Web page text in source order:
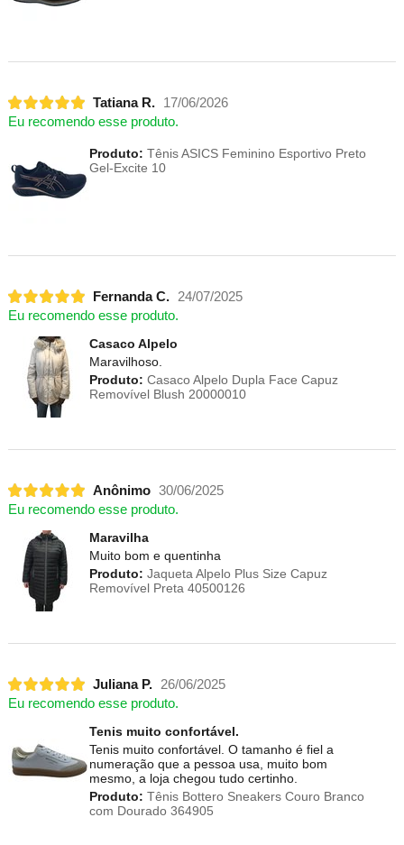
Tatiana R.
17/06/2026
Eu recomendo esse produto.
Produto: Tênis ASICS Feminino Esportivo Preto
Gel-Excite 10
Fernanda C.
24/07/2025
Eu recomendo esse produto.
Casaco Alpelo
Maravilhoso.
Produto: Casaco Alpelo Dupla Face Capuz
Removível Blush 20000010
Anônimo 30/06/2025
Eu recomendo esse produto.
Maravilha
Muito bom e quentinha
Produto: Jaqueta Alpelo Plus Size Capuz
Removível Preta 40500126
Juliana P.
26/06/2025
Eu recomendo esse produto.
Tenis muito confortável.
Tenis muito confortável. O tamanho é fiel a
numeração que a pessoa usa, muito bom
mesmo, a loja chegou tudo certinho.
Produto: Tênis Bottero Sneakers Couro Branco
com Dourado 364905